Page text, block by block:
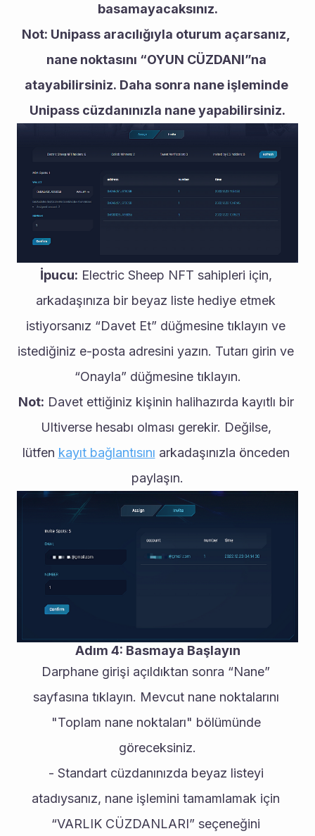
basamayacaksınız.
Not: Unipass aracılığıyla oturum açarsanız,
nane noktasını “OYUN CÜZDANI”na
atayabilirsiniz. Daha sonra nane işleminde
Unipass cüzdanınızla nane yapabilirsiniz.
İpucu: Electric Sheep NFT sahipleri için,
arkadaşınıza bir beyaz liste hediye etmek
istiyorsanız “Davet Et” düğmesine tıklayın ve
istediğiniz e-posta adresini yazın. Tutarı girin ve
“Onayla” düğmesine tıklayın.
Not: Davet ettiğiniz kişinin halihazırda kayıtlı bir
Ultiverse hesabı olması gerekir. Değilse,
lütfen kayıt bağlantısını arkadaşınızla önceden
paylaşın.
Adım 4: Basmaya Başlayın
Darphane girişi açıldıktan sonra “Nane”
sayfasına tıklayın. Mevcut nane noktalarını
"Toplam nane noktaları" bölümünde
göreceksiniz.
- Standart cüzdanınızda beyaz listeyi
atadıysanız, nane işlemini tamamlamak için
“VARLIK CÜZDANLARI” seçeneğini